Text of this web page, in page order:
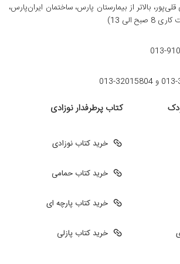
بالاتر از بیمارستان پارس، ساختمان ایران‌پارس،
013-
013
کتاب پرطرفدار نوزادی
خرید کتاب نوزادی
خرید کتاب حمامی
خرید کتاب پارچه ای
خرید کتاب پازلی